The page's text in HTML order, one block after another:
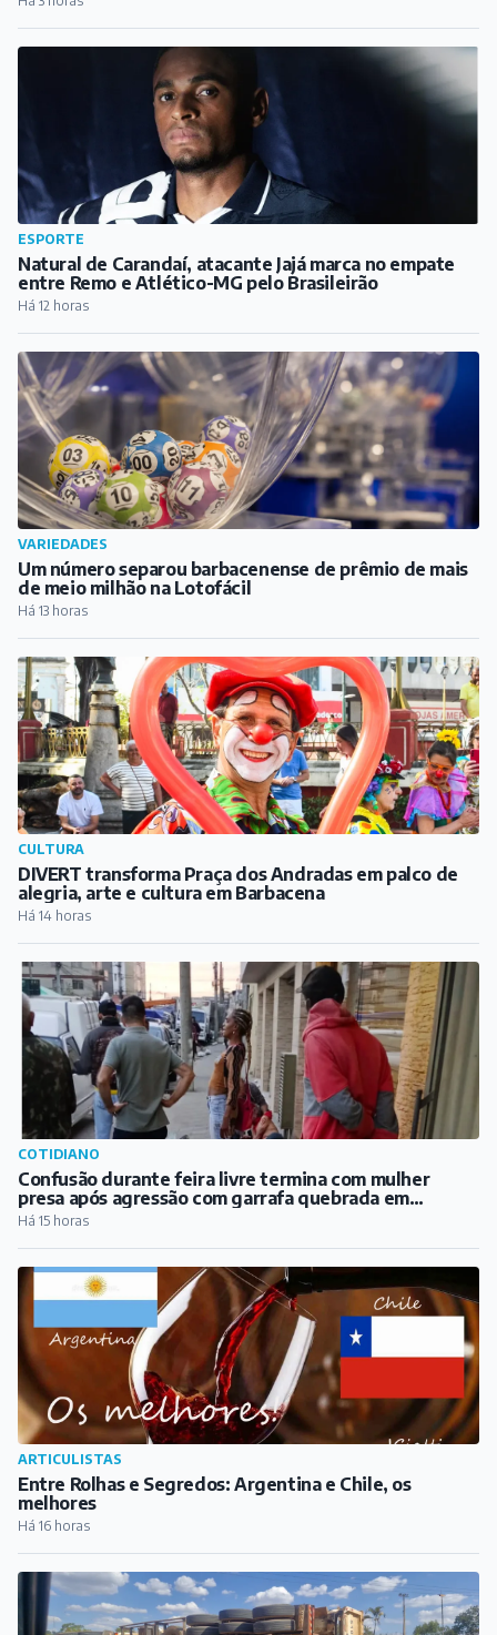
ESPORTE
Natural de Carandaí, atacante Jajá marca no empate
entre Remo e Atlético-MG pelo Brasileirão
Há 12 horas
VARIEDADES
Um número separou barbacenense de prêmio de mais
de meio milhão na Lotofácil
Há 13 horas
CULTURA
DIVERT transforma Praça dos Andradas em palco de
alegria, arte e cultura em Barbacena
Há 14 horas
COTIDIANO
Confusão durante feira livre termina com mulher
presa após agressão com garrafa quebrada em
Barbacena
Há 15 horas
ARTICULISTAS
Entre Rolhas e Segredos: Argentina e Chile, os
melhores
Há 16 horas